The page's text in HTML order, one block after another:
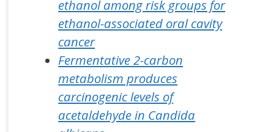
ethanol among risk groups for
ethanol-associated oral cavity
cancer
Fermentative 2-carbon
metabolism produces
carcinogenic levels of
acetaldehyde in Candida